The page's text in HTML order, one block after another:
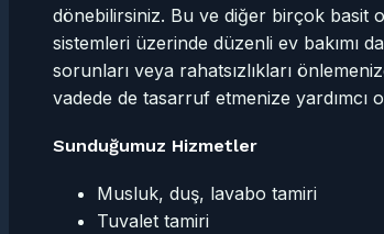
dönebilirsiniz. Bu ve diğer birçok basit
sistemleri üzerinde düzenli ev bakımı
sorunları veya rahatsızlıkları
vadede de tasarruf etmenize yardımcı
Sunduğumuz Hizmetler
Musluk, duş, lavabo tamiri
Tuvalet tamiri